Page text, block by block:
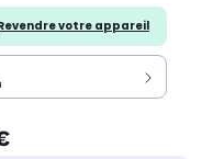
votre appareil